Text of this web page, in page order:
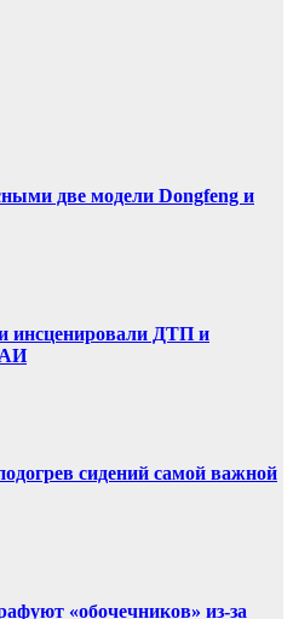
две модели Dongfeng и
инсценировали ДТП и
сидений самой важной
«обочечников» из-за